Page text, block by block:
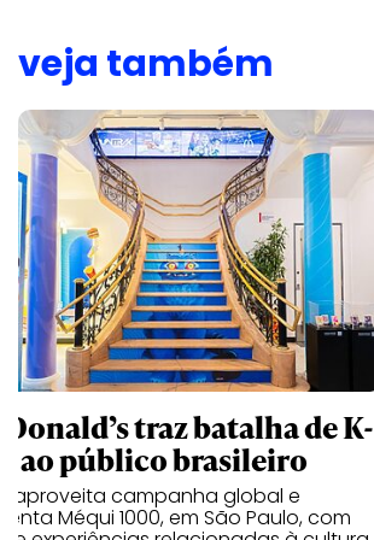
veja também
traz batalha de K-
ao público brasileiro
aproveita campanha global e
Méqui 1000, em São Paulo, com